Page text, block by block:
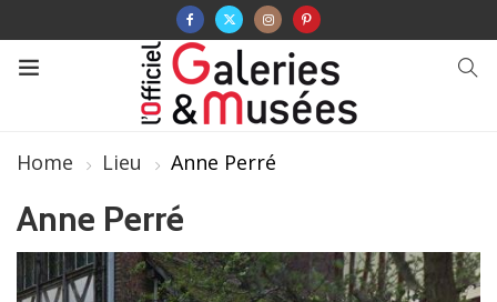
Home Lieu Anne Perré
Anne Perré